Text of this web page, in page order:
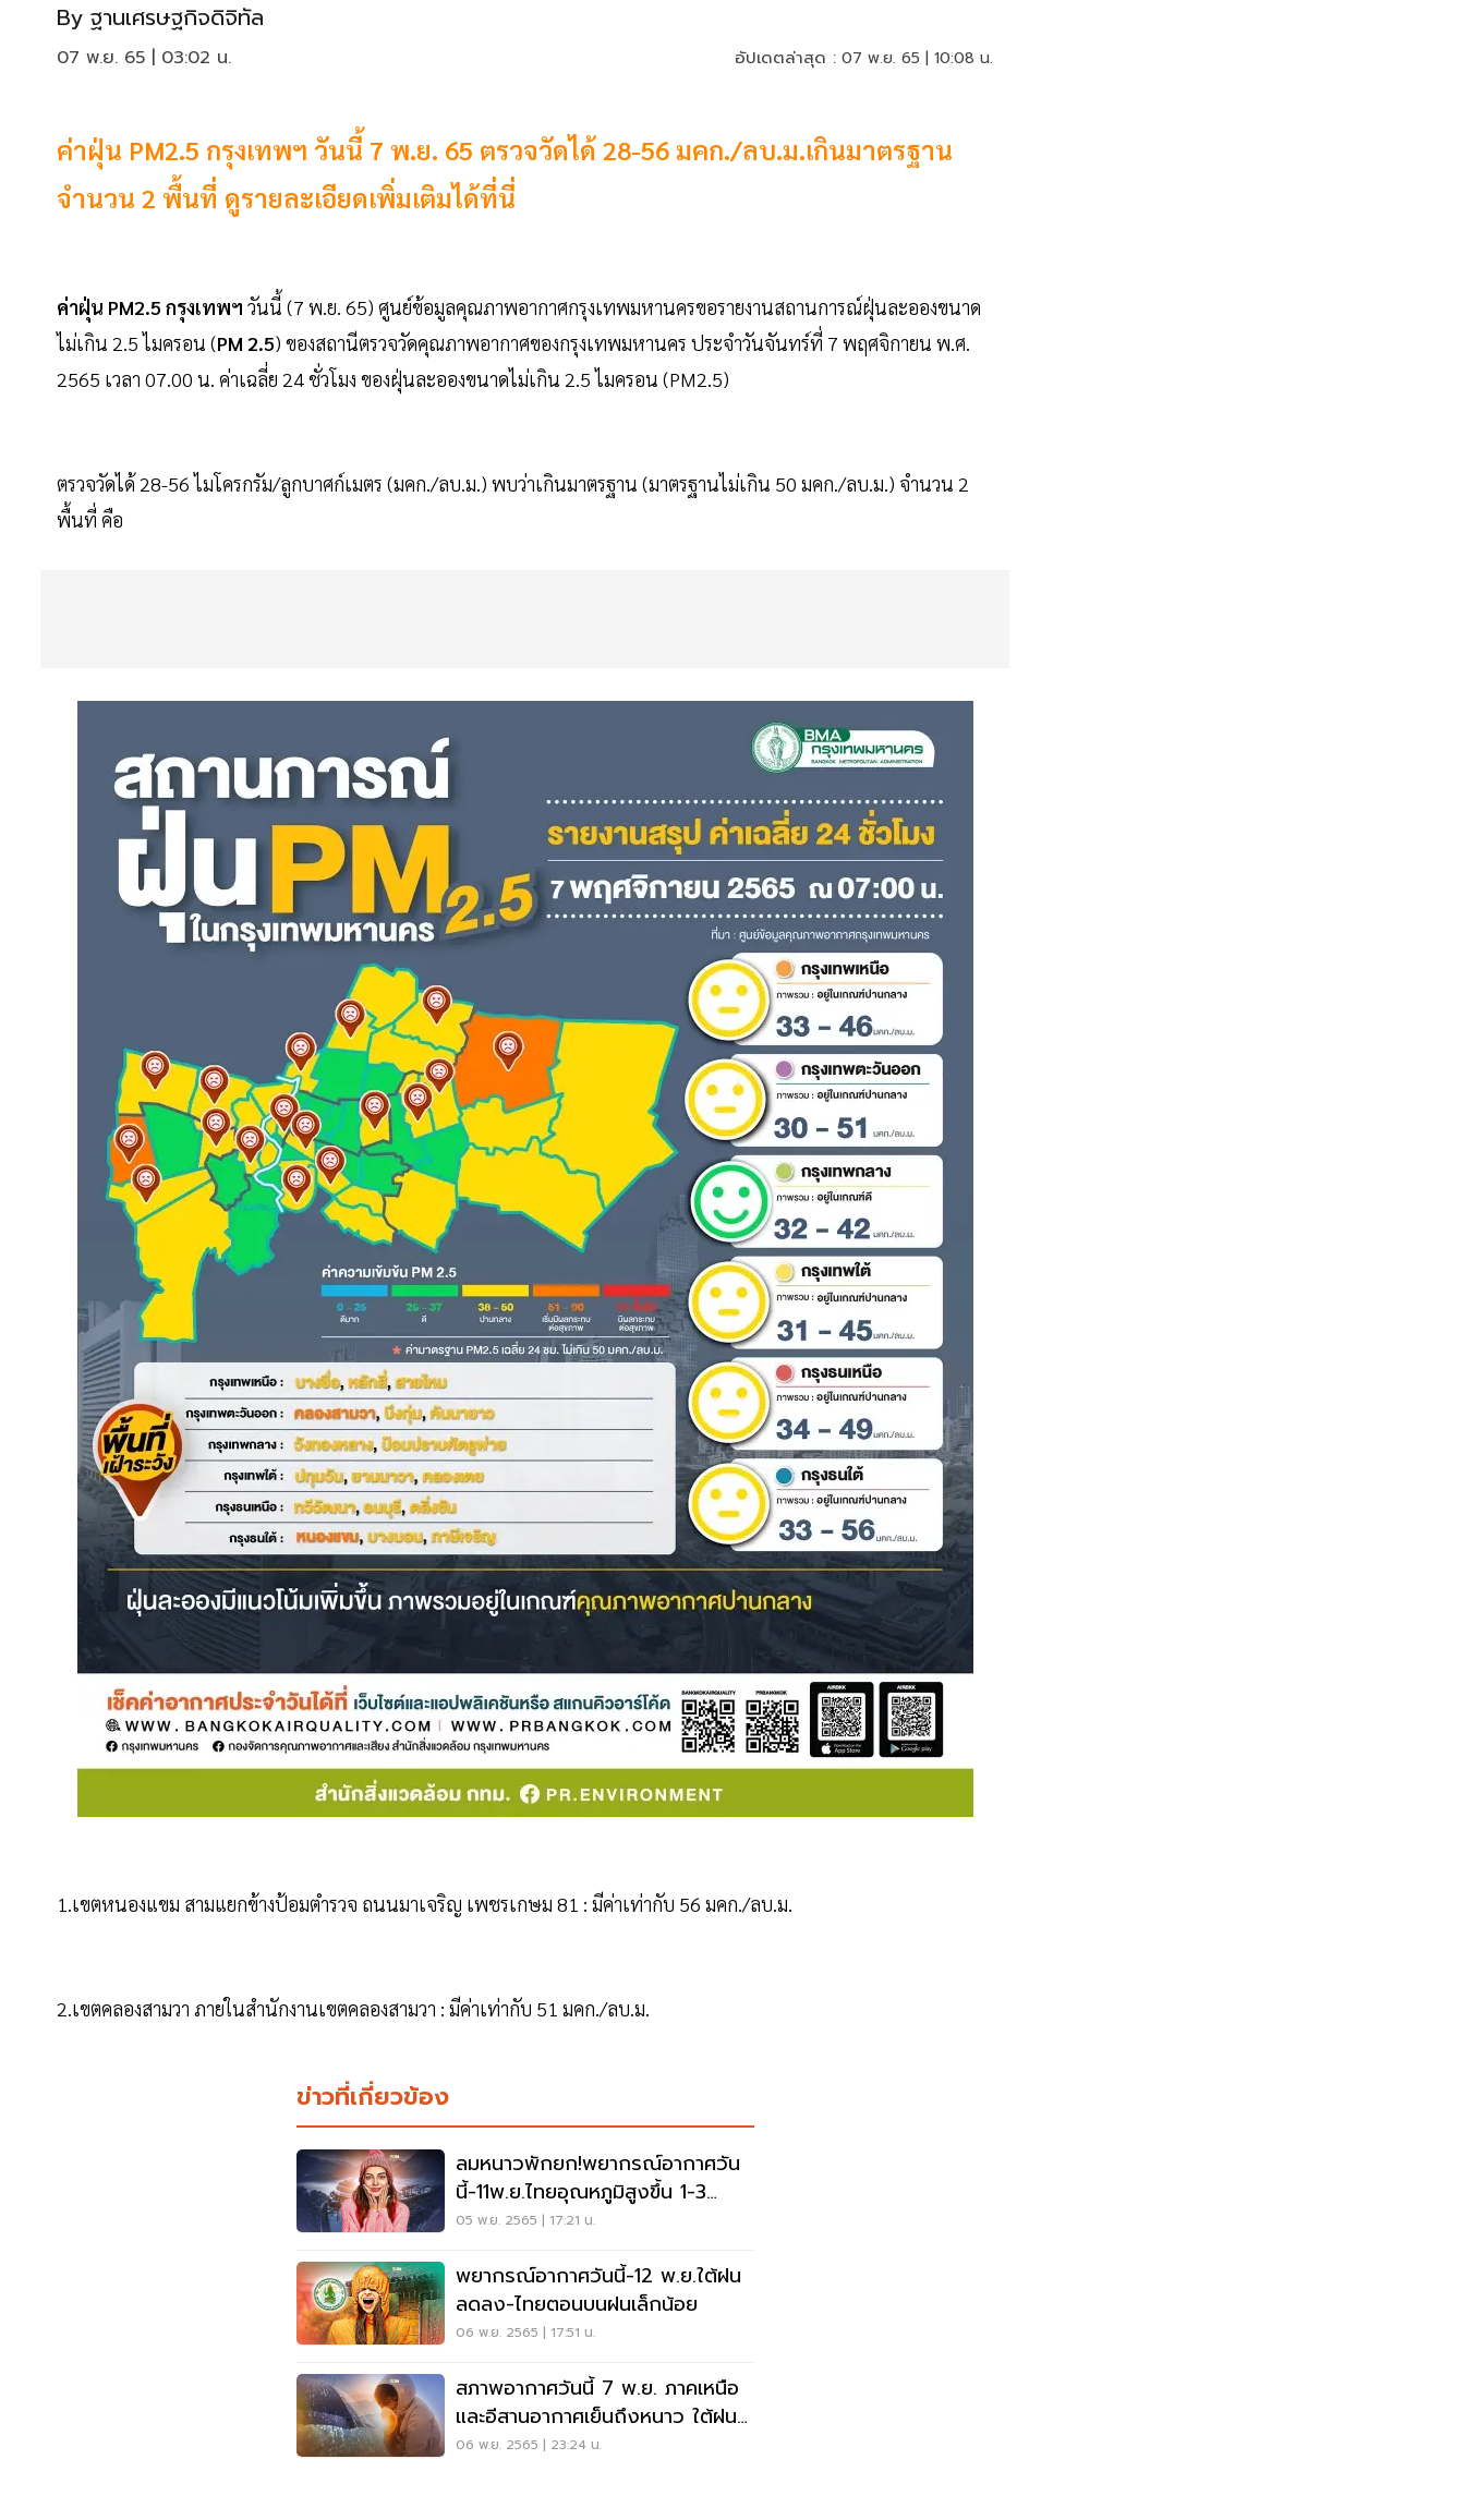
By ฐานเศรษฐกิจดิจิทัล
07 พ.ย. 65 | 03:02 น. อัปเดตล่าสุด : 07 พ.ย. 65 | 10:08 น.
ค่าฝุ่น PM2.5 กรุงเทพฯ วันนี้ 7 พ.ย. 65 ตรวจวัดได้ 28-56 มคก./ลบ.ม.เกินมาตรฐาน
จำนวน 2 พื้นที่ ดูรายละเอียดเพิ่มเติมได้ที่นี่
ค่าฝุ่น PM2.5 กรุงเทพฯ วันนี้ (7 พ.ย. 65) ศูนย์ข้อมูลคุณภาพอากาศกรุงเทพมหานครขอรายงานสถานการณ์ฝุ่นละอองขนาด
ไม่เกิน 2.5 ไมครอน (PM 2.5) ของสถานีตรวจวัดคุณภาพอากาศของกรุงเทพมหานคร ประจำวันจันทร์ที่ 7 พฤศจิกายน พ.ศ.
2565 เวลา 07.00 น. ค่าเฉลี่ย 24 ชั่วโมง ของฝุ่นละอองขนาดไม่เกิน 2.5 ไมครอน (PM2.5)
ตรวจวัดได้ 28-56 ไมโครกรัม/ลูกบาศก์เมตร (มคก./ลบ.ม.) พบว่าเกินมาตรฐาน (มาตรฐานไม่เกิน 50 มคก./ลบ.ม.) จำนวน 2
พื้นที่ คือ
1.เขตหนองแขม สามแยกข้างป้อมตำรวจ ถนนมาเจริญ เพชรเกษม 81 : มีค่าเท่ากับ 56 มคก./ลบ.ม.
2.เขตคลองสามวา ภายในสำนักงานเขตคลองสามวา : มีค่าเท่ากับ 51 มคก./ลบ.ม.
ข่าวที่เกี่ยวข้อง
ลมหนาวพักยก!พยากรณ์อากาศวัน
นี้-11พ.ย.ไทยอุณหภูมิสูงขึ้น 1-3
องศา
05 พ.ย. 2565 | 17:21 น.
พยากรณ์อากาศวันนี้-12 พ.ย.ใต้ฝน
ลดลง-ไทยตอนบนฝนเล็กน้อย
06 พ.ย. 2565 | 17:51 น.
สภาพอากาศวันนี้ 7 พ.ย. ภาคเหนือ
และอีสานอากาศเย็นถึงหนาว ใต้ฝน
ตกหนักบางแห่ง
06 พ.ย. 2565 | 23:24 น.